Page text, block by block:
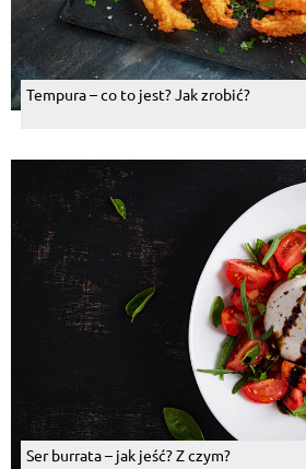
Tempura – co to jest? Jak zrobić?
Ser burrata – jak jeść? Z czym?